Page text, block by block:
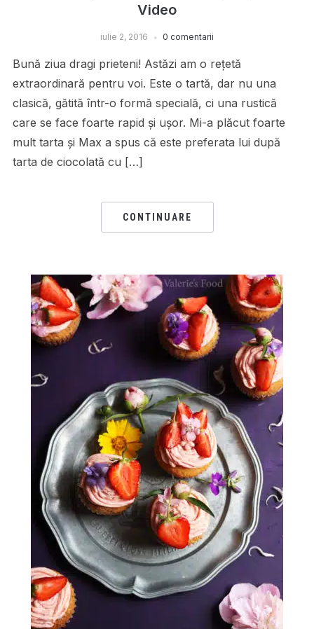
Video
iulie 2, 2016 0 comentarii
Bună ziua dragi prieteni! Astăzi am o reţetă
extraordinară pentru voi. Este o tartă, dar nu una
clasică, gătită într-o formă specială, ci una rustică
care se face foarte rapid şi uşor. Mi-a plăcut foarte
mult tarta şi Max a spus că este preferata lui după
tarta de ciocolată cu […]
CONTINUARE